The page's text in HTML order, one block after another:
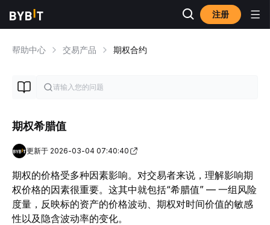
注册
帮助中心 交易产品 期权合约
期权希腊值
更新于 2026-03-04 07:40:40
期权的价格受多种因素影响。对交易者来说，理解影响期
权价格的因素很重要。这其中就包括“希腊值” — 一组风险
度量，反映标的资产的价格波动、期权对时间价值的敏感
性以及隐含波动率的变化。